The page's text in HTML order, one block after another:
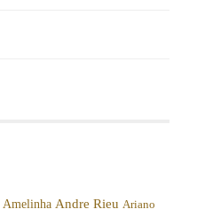
Amelinha Andre Rieu Ariano